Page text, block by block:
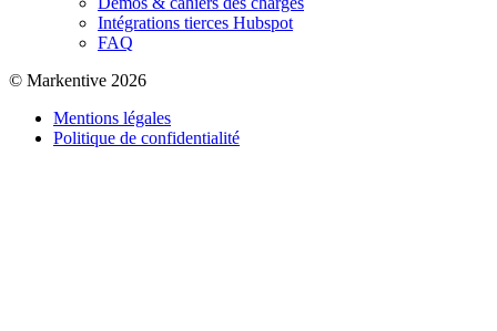
Intégrations tierces Hubspot
FAQ
© Markentive 2026
Mentions légales
Politique de confidentialité